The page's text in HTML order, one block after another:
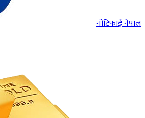
नोटिफाई नेपाल